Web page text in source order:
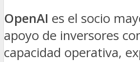
OpenAI es el socio
apoyo de inversores
capacidad operativa,